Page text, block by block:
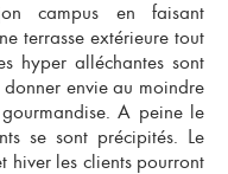
campus en faisant
terrasse extérieure tout
hyper alléchantes sont
envie au moindre
A peine le
se sont précipités. Le
hiver les clients pourront